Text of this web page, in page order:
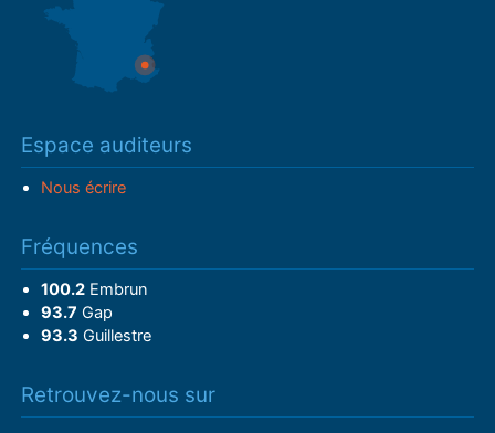
Espace auditeurs
Nous écrire
Fréquences
100.2Embrun
93.7 Gap
93.3 Guillestre
Retrouvez-nous sur